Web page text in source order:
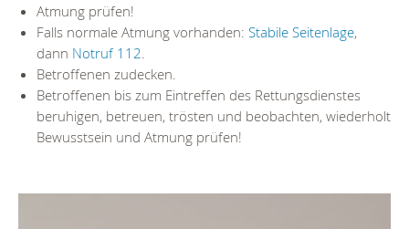
Atmung prüfen!
Falls normale Atmung vorhanden: Stabile Seitenlage,
dann Notruf 112.
Betroffenen zudecken.
Betroffenen bis zum Eintreffen des Rettungsdienstes
beruhigen, betreuen, trösten und beobachten, wiederholt
Bewusstsein und Atmung prüfen!